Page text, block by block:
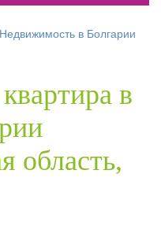
Недвижимость в Болгарии
в
область,